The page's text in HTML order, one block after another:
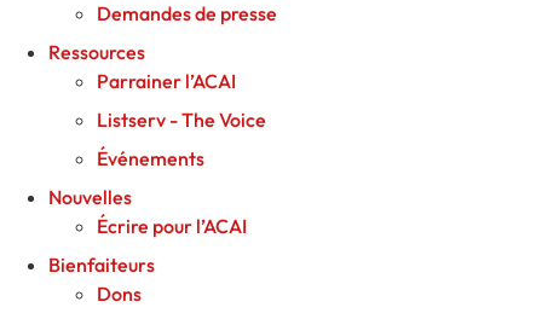
Demandes de presse
Ressources
Parrainer l’ACAI
Listserv - The Voice
Événements
Nouvelles
Écrire pour l’ACAI
Bienfaiteurs
Dons